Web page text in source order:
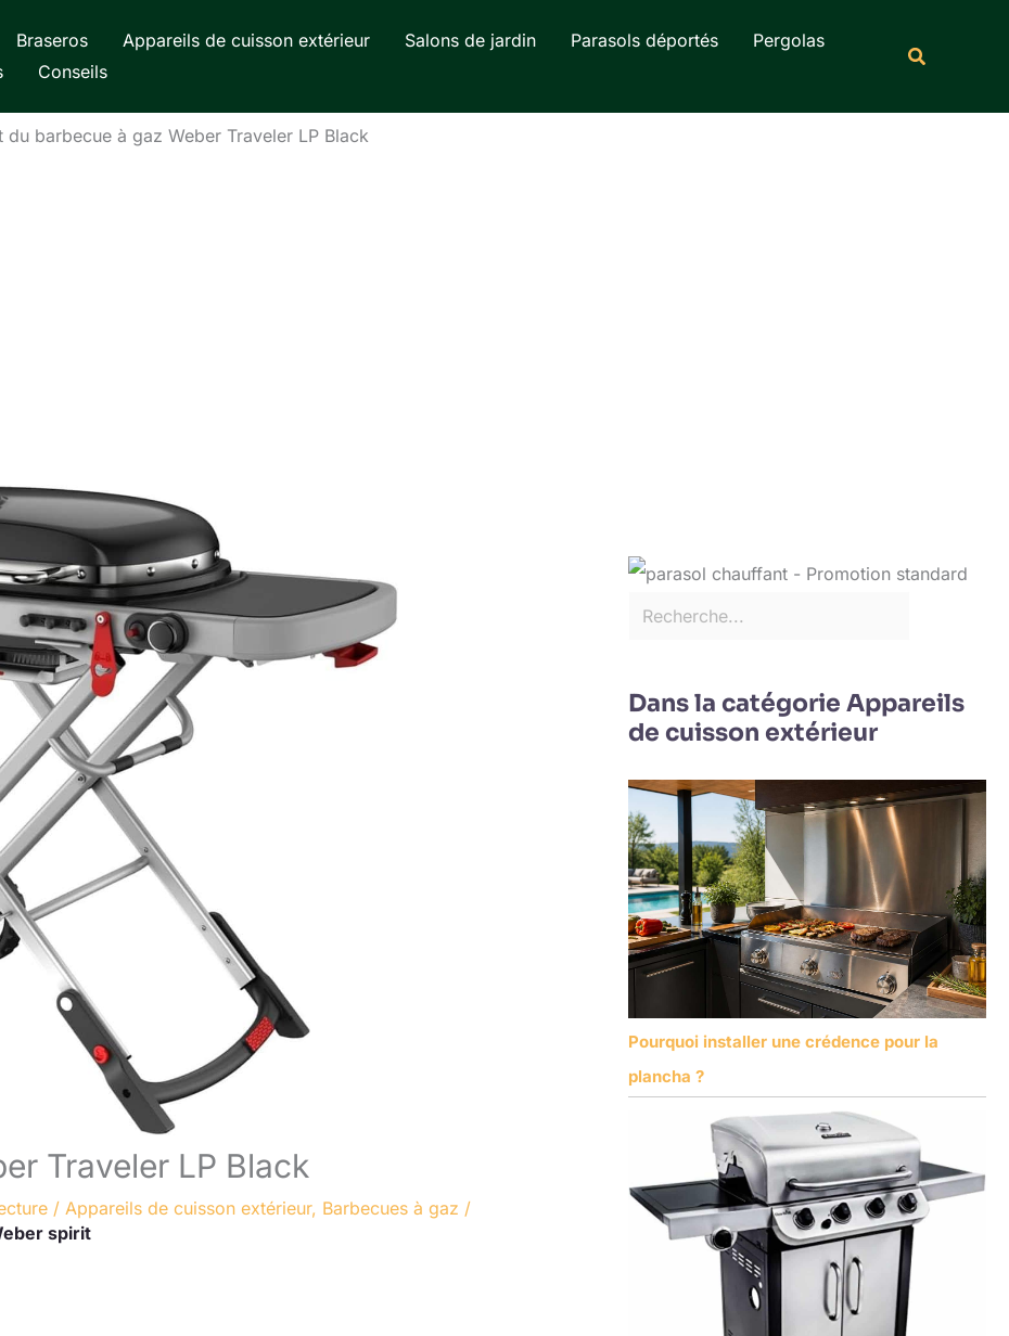
Braseros Appareils de cuisson extérieur Salons de jardin Parasols déportés
Pergolas
Conseils
du barbecue à gaz Weber Traveler LP Black
Traveler LP Black
/ Appareils de cuisson extérieur, Barbecues à gaz /
spirit
Dans la catégorie Appareils
de cuisson extérieur
Pourquoi installer une crédence pour la
plancha ?